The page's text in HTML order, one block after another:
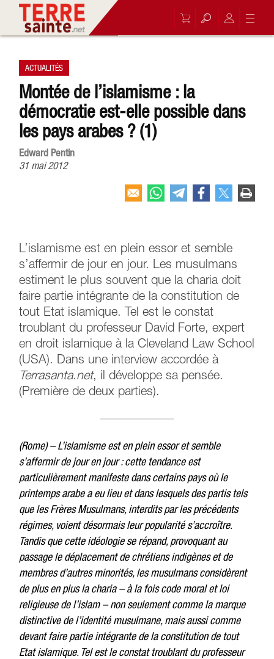
ACTUALITÉS
Montée de l’islamisme : la
démocratie est-elle possible dans
les pays arabes ? (1)
Edward Pentin
31 mai 2012
L’islamisme est en plein essor et semble
s’affermir de jour en jour. Les musulmans
estiment le plus souvent que la charia doit
faire partie intégrante de la constitution de
tout Etat islamique. Tel est le constat
troublant du professeur David Forte, expert
en droit islamique à la Cleveland Law School
(USA). Dans une interview accordée à
Terrasanta.net, il développe sa pensée.
(Première de deux parties).
(Rome) – L’islamisme est en plein essor et semble
s’affermir de jour en jour : cette tendance est
particulièrement manifeste dans certains pays où le
printemps arabe a eu lieu et dans lesquels des partis tels
que les Frères Musulmans, interdits par les précédents
régimes, voient désormais leur popularité s’accroître.
Tandis que cette idéologie se répand, provoquant au
passage le déplacement de chrétiens indigènes et de
membres d’autres minorités, les musulmans considèrent
de plus en plus la charia – à la fois code moral et loi
religieuse de l’islam – non seulement comme la marque
distinctive de l’identité musulmane, mais aussi comme
devant faire partie intégrante de la constitution de tout
Etat islamique. Tel est le constat troublant du professeur